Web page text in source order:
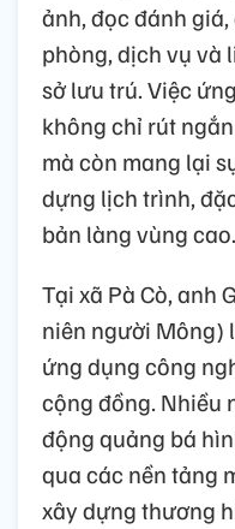
ảnh, đọc đánh
phòng, dịch vụ và
sở lưu trú. Việc
không chỉ rút
mà còn mang lại
dựng lịch trình,
bản làng vùng cao.
Tại xã Pà Cò, anh
niên người Mông)
ứng dụng công
cộng đồng. Nhiều
động quảng bá
qua các nền tảng
xây dựng thương